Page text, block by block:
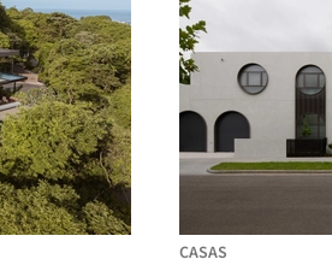
CASAS